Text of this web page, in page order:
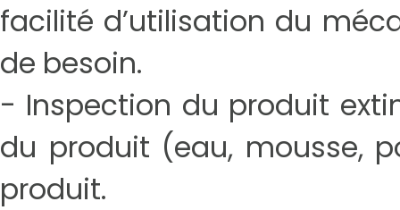
facilité d’utilisation du
de besoin.
- Inspection du produit
du produit (eau, mousse,
produit.